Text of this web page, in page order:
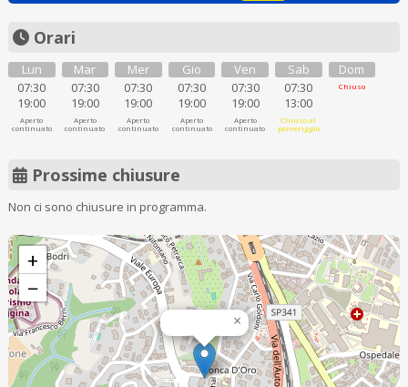
Orari
Lun
07:30
19:00
Aperto
continuato
Mar
07:30
19:00
Aperto
continuato
Mer
07:30
19:00
Aperto
continuato
Gio
07:30
19:00
Aperto
continuato
Ven
07:30
19:00
Aperto
continuato
Sab
07:30
13:00
Chiuso al
pomeriggio
Dom
Chiuso
Prossime chiusure
Non ci sono chiusure in programma.
×
+
−